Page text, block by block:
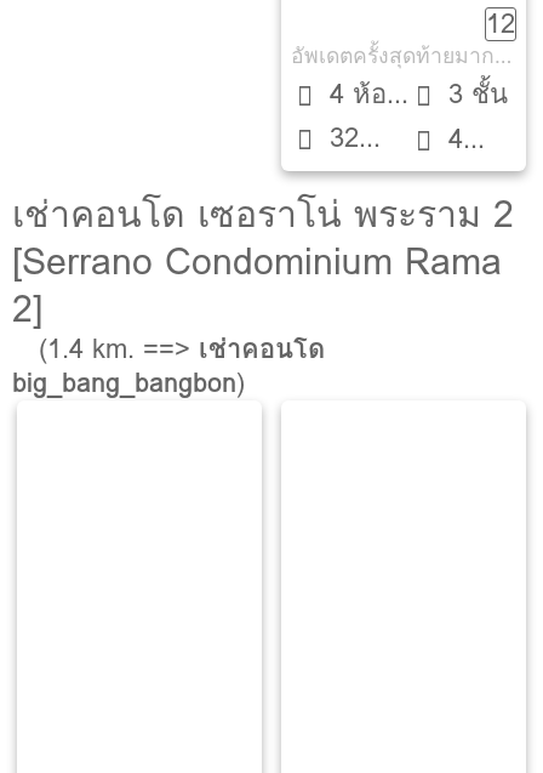
12
อัพเดตครั้งสุดท้ายมากกว่า 30 วัน
4 ห้อง
นอน32
ตรว.
3 ชั้น
4
ห้องน้ำ
เช่าคอนโด เซอราโน่ พระราม 2
[Serrano Condominium Rama
2]
(1.4 km. ==> เช่าคอนโด
big_bang_bangbon)